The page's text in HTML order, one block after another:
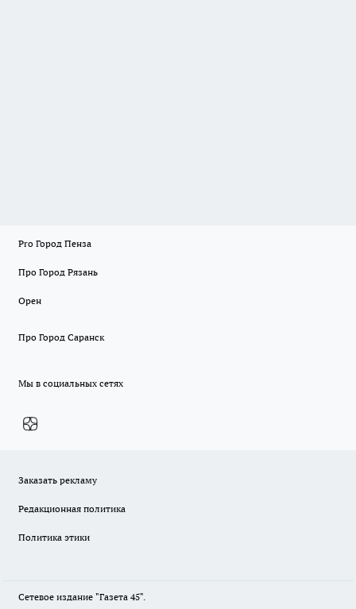
Pro Город Пенза
Про Город Рязань
Орен
Про Город Саранск
Мы в социальных сетях
Заказать рекламу
Редакционная политика
Политика этики
Сетевое издание "Газета 45".